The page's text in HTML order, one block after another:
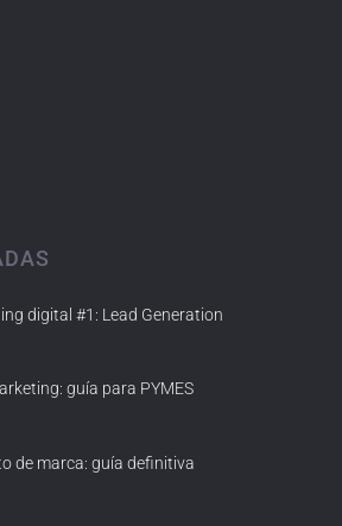
digital #1: Lead Generation
guía para PYMES
de marca: guía definitiva